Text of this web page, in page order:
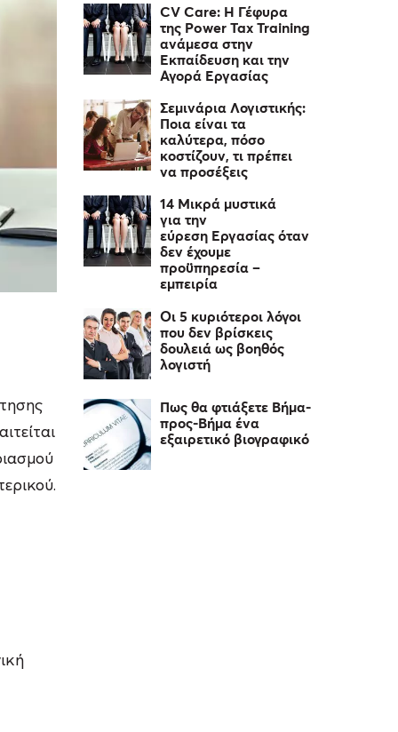
CV Care: Η Γέφυρα
της Power Tax Training
ανάμεσα στην
Εκπαίδευση και την
Αγορά Εργασίας
Σεμινάρια Λογιστικής:
Ποια είναι τα
καλύτερα, πόσο
κοστίζουν, τι πρέπει
να προσέξεις
14 Μικρά μυστικά
για την
εύρεση Εργασίας όταν
δεν έχουμε
προϋπηρεσία –
εμπειρία
Οι 5 κυριότεροι λόγοι
που δεν βρίσκεις
δουλειά ως βοηθός
λογιστή
Πως θα φτιάξετε Βήμα-
προς-Βήμα ένα
εξαιρετικό βιογραφικό